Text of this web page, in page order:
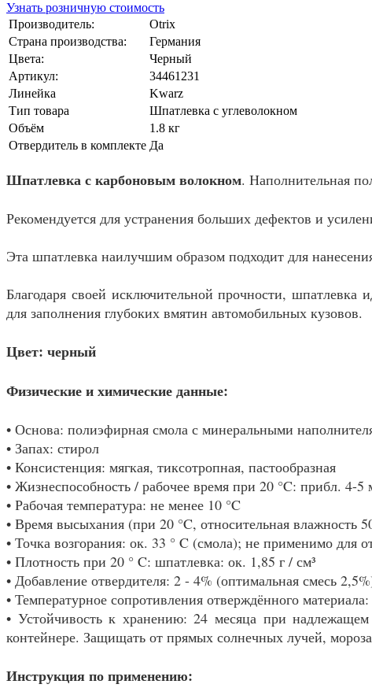
Узнать розничную стоимость
Производитель:
Otrix
Страна производства:
Германия
Цвета:
Черный
Артикул:
34461231
Линейка
Kwarz
Тип товара
Шпатлевка с углеволокном
Объём
1.8 кг
Отвердитель в комплекте Да
Шпатлевка с карбоновым волокном. Наполнительная
Рекомендуется для устранения больших дефектов и
Эта шпатлевка наилучшим образом подходит для
Благодаря своей исключительной прочности,
для заполнения глубоких вмятин автомобильных кузовов.
Цвет: черный
Физические и химические данные:
• Основа: полиэфирная смола с минеральными
• Запах: стирол
• Консистенция: мягкая, тиксотропная, пастообразная
• Жизнеспособность / рабочее время при 20 °C: прибл. 4-5
• Рабочая температура: не менее 10 °C
• Время высыхания (при 20 °C, относительная
• Точка возгорания: ок. 33 ° C (смола); не применимо для
• Плотность при 20 ° C: шпатлевка: ок. 1,85 г / см³
• Добавление отвердителя: 2 - 4% (оптимальная смесь
• Температурное сопротивления отверждённого
• Устойчивость к хранению: 24 месяца при
контейнере. Защищать от прямых солнечных лучей,
Инструкция по применению: